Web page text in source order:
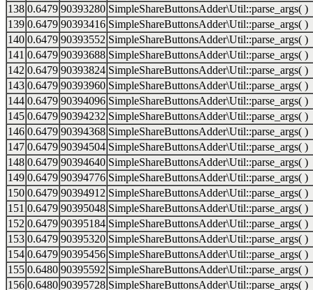
138 0.6479 90393280 SimpleShareButtonsAdder\Util::parse_args( )
139 0.6479 90393416 SimpleShareButtonsAdder\Util::parse_args( )
140 0.6479 90393552 SimpleShareButtonsAdder\Util::parse_args( )
141 0.6479 90393688 SimpleShareButtonsAdder\Util::parse_args( )
142 0.6479 90393824 SimpleShareButtonsAdder\Util::parse_args( )
143 0.6479 90393960 SimpleShareButtonsAdder\Util::parse_args( )
144 0.6479 90394096 SimpleShareButtonsAdder\Util::parse_args( )
145 0.6479 90394232 SimpleShareButtonsAdder\Util::parse_args( )
146 0.6479 90394368 SimpleShareButtonsAdder\Util::parse_args( )
147 0.6479 90394504 SimpleShareButtonsAdder\Util::parse_args( )
148 0.6479 90394640 SimpleShareButtonsAdder\Util::parse_args( )
149 0.6479 90394776 SimpleShareButtonsAdder\Util::parse_args( )
150 0.6479 90394912 SimpleShareButtonsAdder\Util::parse_args( )
151 0.6479 90395048 SimpleShareButtonsAdder\Util::parse_args( )
152 0.6479 90395184 SimpleShareButtonsAdder\Util::parse_args( )
153 0.6479 90395320 SimpleShareButtonsAdder\Util::parse_args( )
154 0.6479 90395456 SimpleShareButtonsAdder\Util::parse_args( )
155 0.6480 90395592 SimpleShareButtonsAdder\Util::parse_args( )
156 0.6480 90395728 SimpleShareButtonsAdder\Util::parse_args( )